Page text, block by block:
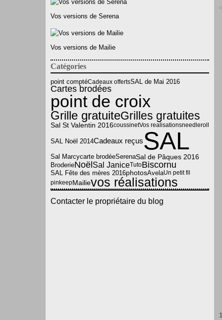
Vos versions de Serena
Vos versions de Mailie
Catégories
point comptéCadeaux offertsSAL de Mai 2016
Cartes brodées
point de croix
Grille gratuiteGrilles gratuites
Sal St Valentin 2016coussinetVos realisationsneedleroll
SAL Noël 2014Cadeaux reçusSAL
Sal Marcycarte brodéeSerenaSal de Pâques 2016
BroderieNoëlSal JaniceTutoBiscornu
SAL Fête des mères 2016photosAvelaUn petit fil
pinkeepMailievos réalisations
Contacter le propriétaire du blog